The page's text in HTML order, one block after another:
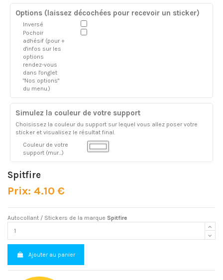
Options (laissez décochées pour recevoir un sticker)
Inversé
Pochoir
adhésif (pour +
d'infos sur les
options
rendez-vous
dans l'onglet
"Nos options"
du menu.)
Simulez la couleur de votre support
Choisissez la couleur du support sur lequel vous allez poser votre
sticker et visualisez le résultat final.
Couleur de votre
support (mur...)
Spitfire
Prix: 4.10 €
Autocollant / Stickers de la marque Spitfire
Ajouter au panier